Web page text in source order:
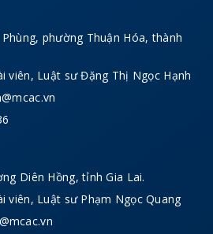
phường Thuận Hóa, thành
viên, Luật sư Đặng Thị Ngọc Hạnh
Diên Hồng, tỉnh Gia Lai.
viên, Luật sư Phạm Ngọc Quang